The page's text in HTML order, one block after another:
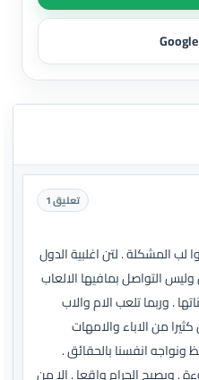
تعليق 1
المشكلة . لتن اغلبية الدول
التواصل بمافيها الالعاب
. وربما تلعب الام والاب
من الاباء والامهات
ونواجه انفسنا بالحقائق .
. ويصبح الحرام واقعا . الا من